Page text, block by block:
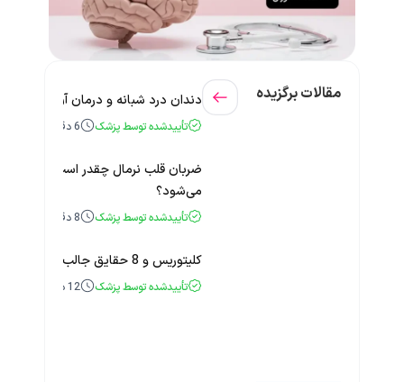
مقالات برگزیده دندان درد شبانه و درمان آن +
تأییدشده توسط پزشک 6دقیقه
ضربان قلب نرمال چقدر است؟ چه
می‌شود؟
تأییدشده توسط پزشک 8دقیقه
کلیتوریس و 8 حقایق جالب و باورنکردنی درباره آن
تأییدشده توسط پزشک 12دقیقه